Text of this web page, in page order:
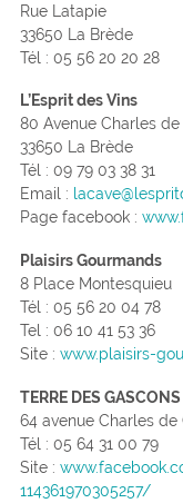
Rue Latapie
33650 La Brède
Tél : 05 56 20 20 28
L’Esprit des Vins
80 Avenue Charles de
33650 La Brède
Tél : 09 79 03 38 31
Email :
Page facebook :
Plaisirs Gourmands
8 Place Montesquieu
Tél : 05 56 20 04 78
Tel : 06 10 41 53 36
Site : www.plaisirs-
TERRE DES GASCONS
64 avenue Charles de
Tél : 05 64 31 00 79
Site :
114361970305257/